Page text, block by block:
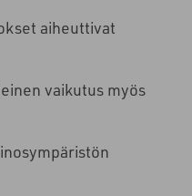
aiheuttivat
vaikutus myös